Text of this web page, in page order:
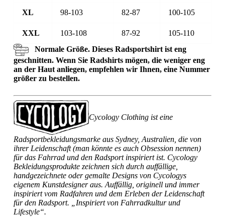
XL 98-103 82-87 100-105
XXL 103-108 87-92
105-110
Normale Größe. Dieses Radsportshirt ist eng
geschnitten. Wenn Sie Radshirts mögen, die weniger eng
an der Haut anliegen, empfehlen wir Ihnen, eine Nummer
größer zu bestellen.
Cycology Clothing ist eine
Radsportbekleidungsmarke aus Sydney, Australien, die von
ihrer Leidenschaft (man könnte es auch Obsession nennen)
für das Fahrrad und den Radsport inspiriert ist. Cycology
Bekleidungsprodukte zeichnen sich durch auffällige,
handgezeichnete oder gemalte Designs von Cycologys
eigenem Kunstdesigner aus. Auffällig, originell und immer
inspiriert vom Radfahren und dem Erleben der Leidenschaft
für den Radsport. „Inspiriert von Fahrradkultur und
Lifestyle“.